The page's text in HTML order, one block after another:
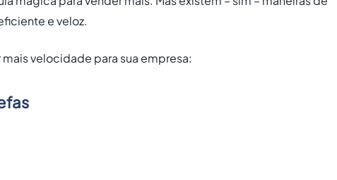
e veloz.
velocidade para sua empresa: